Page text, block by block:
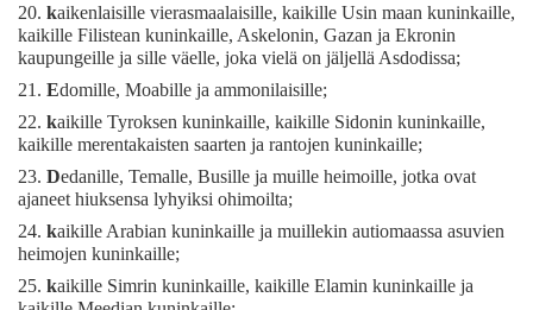
20. kaikenlaisille vierasmaalaisille, kaikille Usin maan kuninkaille,
kaikille Filistean kuninkaille, Askelonin, Gazan ja Ekronin
kaupungeille ja sille väelle, joka vielä on jäljellä Asdodissa;
21. Edomille, Moabille ja ammonilaisille;
22. kaikille Tyroksen kuninkaille, kaikille Sidonin kuninkaille,
kaikille merentakaisten saarten ja rantojen kuninkaille;
23. Dedanille, Temalle, Busille ja muille heimoille, jotka ovat
ajaneet hiuksensa lyhyiksi ohimoilta;
24. kaikille Arabian kuninkaille ja muillekin autiomaassa asuvien
heimojen kuninkaille;
25. kaikille Simrin kuninkaille, kaikille Elamin kuninkaille ja